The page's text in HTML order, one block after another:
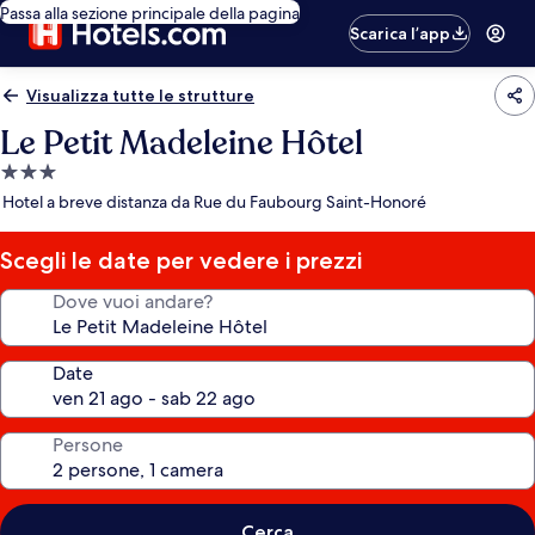
Passa alla sezione principale della pagina
Scarica l’app
Visualizza tutte le strutture
Le Petit Madeleine Hôtel
Struttura
a
stelle
Hotel a breve distanza da Rue du Faubourg Saint-Honoré
Scegli le date per vedere i prezzi
Dove vuoi andare?
Date
Persone